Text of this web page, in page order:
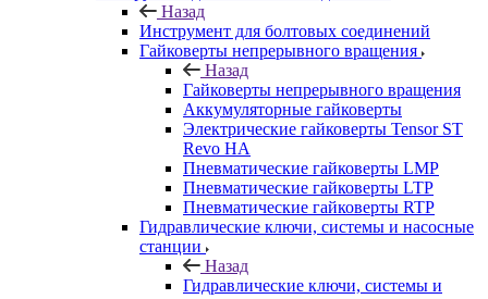
Назад
Инструмент для болтовых соединений
Гайковерты непрерывного вращения
Назад
Гайковерты непрерывного вращения
Аккумуляторные гайковерты
Электрические гайковерты Tensor ST
Revo HA
Пневматические гайковерты LMP
Пневматические гайковерты LTP
Пневматические гайковерты RTP
Гидравлические ключи, системы и насосные
станции
Назад
Гидравлические ключи, системы и